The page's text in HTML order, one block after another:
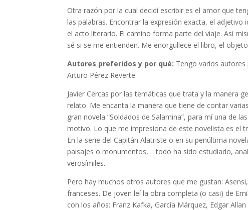
Otra razón por la cual decidí escribir es el amor que
las palabras. Encontrar la expresión exacta, el
el acto literario. El camino forma parte del viaje. Así
sé si se me entienden. Me enorgullece el libro, el
Autores preferidos y por qué: Tengo varios autores
Arturo Pérez Reverte.
Javier Cercas por las temáticas que trata y la manera
relato. Me encanta la manera que tiene de contar
gran novela “Soldados de Salamina”, para mí una de
motivo. Lo que me impresiona de este novelista es el
En la serie del Capitán Alatriste o en su penúltima
paisajes o monumentos,… todo ha sido estudiado,
verosímiles.
Pero hay muchos otros autores que me gustan:
franceses. De joven leí la obra completa (o casi) de
con los años: Franz Kafka, García Márquez, Edgar